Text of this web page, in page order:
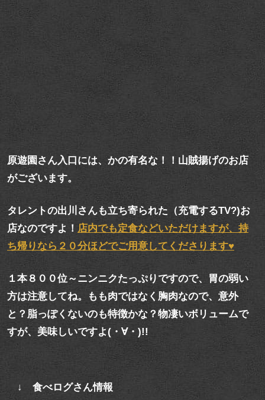
原遊園さん入口には、かの有名な！！山賊揚げのお店
がございます。
タレントの出川さんも立ち寄られた（充電するTV?)お
店なのですよ！ 店内でも定食などいただけますが、持
ち帰りなら２０分ほどでご用意してくださります♥
１本８００位～ニンニクたっぷりですので、胃の弱い
方は注意してね。もも肉ではなく胸肉なので、意外
と？脂っぽくないのも特徴かな？物凄いボリュームで
すが、美味しいですよ(・∀・)!!
↓ 食べログさん情報